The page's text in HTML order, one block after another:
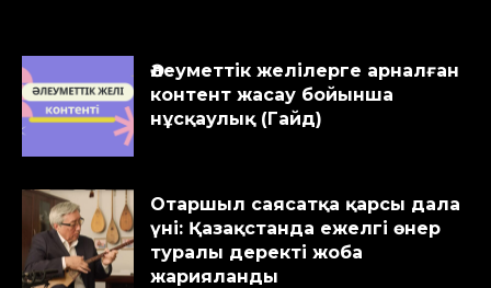
Әлеуметтік желілерге арналған
контент жасау бойынша
нұсқаулық (Гайд)
Отаршыл саясатқа қарсы дала
үні: Қазақстанда ежелгі өнер
туралы деректі жоба
жарияланды